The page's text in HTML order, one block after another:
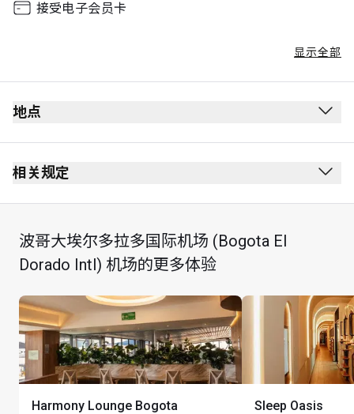
接受电子会员卡
显示全部
地点
相关规定
禁止吸烟（包括电子烟）
着装要求： 整齐便服
每位持卡人免费携带的儿童人数上限：1
每位持卡人最多可携同 Unlimited 位同行宾客
波哥大埃尔多拉多国际机场 (Bogota El
Dorado Intl) 机场的更多体验
Harmony Lounge Bogota Sleep Oasis